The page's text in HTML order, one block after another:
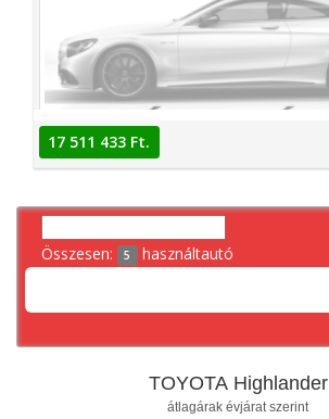
17 511 433 Ft.
Összesen: 5 használtautó
TOYOTA Highlander
átlagárak évjárat szerint